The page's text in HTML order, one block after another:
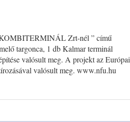
KOMBITERMINÁL Zrt-nél ” című
targonca, 1 db Kalmar terminál
valósult meg. A projekt az Európai
valósult meg. www.nfu.hu